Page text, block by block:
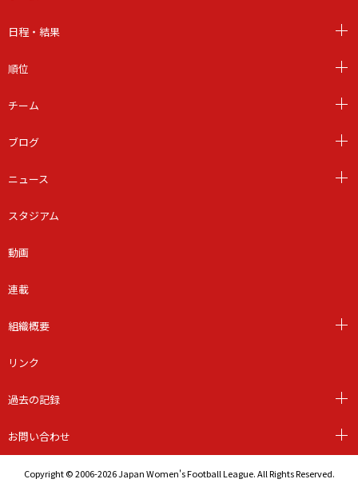
日程・結果
順位
チーム
ブログ
ニュース
スタジアム
動画
連載
組織概要
リンク
過去の記録
お問い合わせ
Copyright © 2006-2026 Japan Women's Football League. All Rights Reserved.